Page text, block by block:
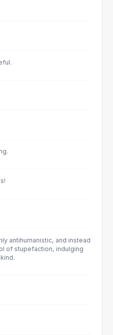
antihumanistic, and instead
of stupefaction, indulging